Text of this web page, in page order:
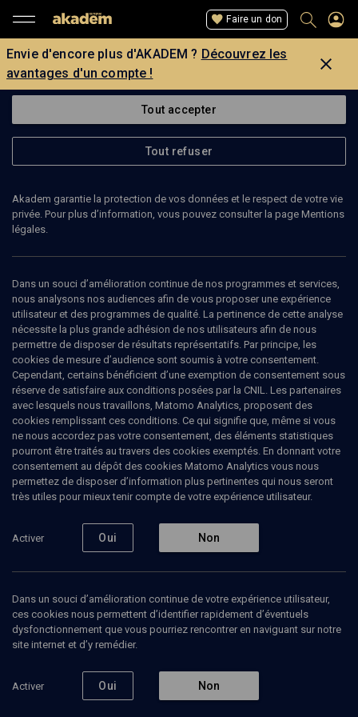
Faire un don
Envie d'encore plus d'AKADEM ? Découvrez les
avantages d'un compte !
Ajouter J’aime
Tous 1 Vidéos 1
Vidéos 1
of the
Holocaust
COLLOQUE
Exhibiting Pictures in the
Postwar Period
Christoph Kreutzmüller
Tout accepter
Tout refuser
Akadem garantie la protection de vos données et le respect de votre vie
privée. Pour plus d’information, vous pouvez consulter la page Mentions
légales.
Dans un souci d’amélioration continue de nos programmes et services,
nous analysons nos audiences afin de vous proposer une expérience
utilisateur et des programmes de qualité. La pertinence de cette analyse
nécessite la plus grande adhésion de nos utilisateurs afin de nous
permettre de disposer de résultats représentatifs. Par principe, les
cookies de mesure d’audience sont soumis à votre consentement.
Cependant, certains bénéficient d’une exemption de consentement sous
réserve de satisfaire aux conditions posées par la CNIL. Les partenaires
avec lesquels nous travaillons, Matomo Analytics, proposent des
cookies remplissant ces conditions. Ce qui signifie que, même si vous
ne nous accordez pas votre consentement, des éléments statistiques
pourront être traités au travers des cookies exemptés. En donnant votre
consentement au dépôt des cookies Matomo Analytics vous nous
permettez de disposer d’information plus pertinentes qui nous seront
très utiles pour mieux tenir compte de votre expérience utilisateur.
Activer Oui Non
Dans un souci d’amélioration continue de votre expérience utilisateur,
ces cookies nous permettent d’identifier rapidement d’éventuels
dysfonctionnement que vous pourriez rencontrer en naviguant sur notre
site internet et d’y remédier.
Activer Oui Non